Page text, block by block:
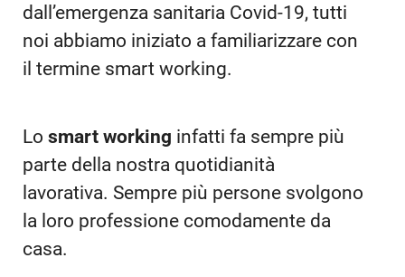
dall’emergenza sanitaria Covid-19, tutti
noi abbiamo iniziato a familiarizzare con
il termine smart working.
Lo smart working infatti fa sempre più
parte della nostra quotidianità
lavorativa. Sempre più persone svolgono
la loro professione comodamente da
casa.